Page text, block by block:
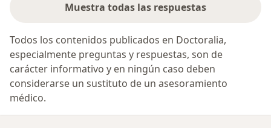
Muestra todas las respuestas
Todos los contenidos publicados en Doctoralia,
especialmente preguntas y respuestas, son de
carácter informativo y en ningún caso deben
considerarse un sustituto de un asesoramiento
médico.